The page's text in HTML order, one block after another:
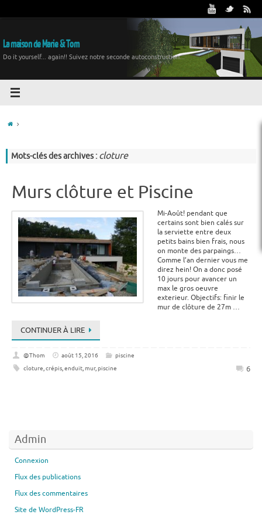
La maison de Marie & Tom
Do it yourself... again!! Suivez notre seconde autoconstruction...
Mots-clés des archives : cloture
Murs clôture et Piscine
Mi-Août! pendant que
certains sont bien calés sur
la serviette entre deux
petits bains bien frais, nous
on monte des parpaings…
Comme l’an dernier vous me
direz hein! On a donc posé
10 jours pour avancer un
max le gros oeuvre
exterieur. Objectifs: finir le
mur de clôture de 27m …
CONTINUER À LIRE
@Thom août 15, 2016
piscine
cloture,crépis,enduit,mur,piscine 6
Admin
Connexion
Flux des publications
Flux des commentaires
Site de WordPress-FR